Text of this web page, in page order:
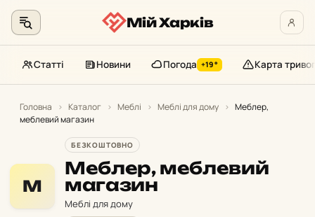
контенту
Мій Харків
Статті Новини Погода +19° Карта тривог
Головна › Каталог › Меблі › Меблі для дому › Меблер,
меблевий магазин
М
БЕЗКОШТОВНО
Меблер, меблевий
магазин
Меблі для дому